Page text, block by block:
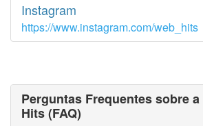
Instagram
https://www.instagram.com/web_hits
Perguntas Frequentes sobre
Hits (FAQ)